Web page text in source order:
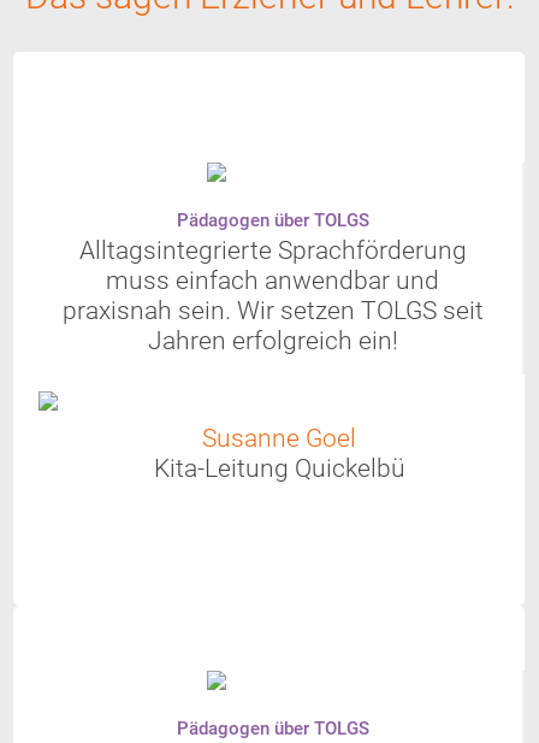
Pädagogen über TOLGS
Alltagsintegrierte Sprachförderung
muss einfach anwendbar und
praxisnah sein. Wir setzen TOLGS seit
Jahren erfolgreich ein!
Susanne Goel
Kita-Leitung Quickelbü
Pädagogen über TOLGS